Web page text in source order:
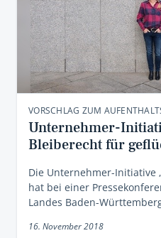
VORSCHLAG ZUM
Unternehmer-
Bleiberecht für
Die Unternehmer-Initiative
hat bei einer
Landes Baden-
16. November 2018